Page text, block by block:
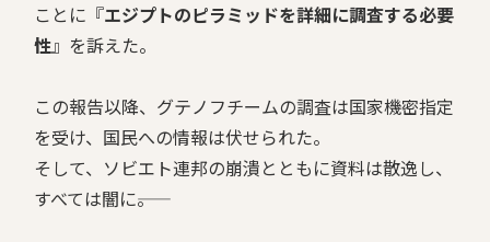
ことに『エジプトのピラミッドを詳細に調査する必要
性』を訴えた。
この報告以降、グテノフチームの調査は国家機密指定
を受け、国民への情報は伏せられた。
そして、ソビエト連邦の崩潰とともに資料は散逸し、
すべては闇に――。